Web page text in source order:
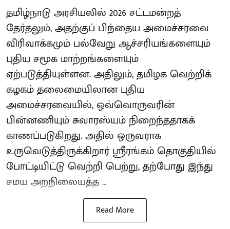
தமிழ்நாடு அரசியலில் 2026 சட்டமன்றத்
தேர்தலும், அதற்குப் பிந்தைய அமைச்சரவை
விரிவாக்கமும் பல்வேறு ஆச்சரியங்களையும்
புதிய சமூக மாற்றங்களையும்
ஏற்படுத்தியுள்ளன. அதிலும், தமிழக வெற்றிக்
கழகம் தலைமையிலான புதிய
அமைச்சரவையில், ஒவ்வொருவரின்
பின்னணியும் சுவாரஸ்யம் நிறைந்ததாகக்
காணப்படுகிறது. அதில் ஒருவராக
உருவெடுத்திருக்கிறார் ஸ்ரீரங்கம் தொகுதியில்
போட்டியிட்டு வெற்றி பெற்று, தற்போது இந்து
சமய அறநிலையத்த ...
Read More